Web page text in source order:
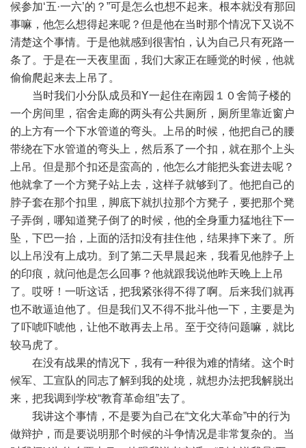
候参加‘五·一六’的？”可是怎么也想不起来。根本就没有那回
事嘛，他怎么想得起来呢？但是他在当时那个情况下又说不
清楚这个事情。于是他就感到很害怕，认为自己只有死路一
条了。于是在一天夜里面，我们大家正在睡觉的时候，他就
偷偷爬起来去上吊了。
当时我们小分队成员和Y一起住在南园１０舍筒子楼的
一个房间里，宿舍走廊的两头有公共厕所，厕所里靠近窗户
的上方有一个下水管道的弯头。上吊的时候，他把自己的腰
带绕在下水管道的弯头上，然后系了一个扣，就在那个上头
上吊。但是那个扣还是蛮高的，他怎么才能把头套进去呢？
他就拿了一个方凳子站上去，这样子就够到了。他把自己的
脖子套在那个扣里，脚底下就扒拉那个方凳子，要把那个凳
子弄倒，哪知道凳子倒了的时候，他的全身重力猛地往下一
坠，下巴一抬，上面的活扣没有挂住他，结果摔下来了。所
以上吊没有上成功。到了第二天早晨起来，我看见他脖子上
的印痕，就问他是怎么回事？他就跟我说他昨天晚上上吊
了。哎呀！一听这话，把我紧张得不得了啊。后来我们就再
也不敢逼迫他了。但是我们又不得不批斗他一下，主要是为
了吓唬吓唬他，让他不敢再去上吊。至于交待问题嘛，就比
较马虎了。
在没有战果的情况下，我有一种很为难的情绪。这个时
候军、工宣队的同志了解到我的处境，就想办法把我解脱出
来，把我调到学校“教育革命组”去了。
我讲这个事情，不是要为自己在“文化大革命”中的行为
做辩护，而是要说明那个时候的斗争情况是非常复杂的。当